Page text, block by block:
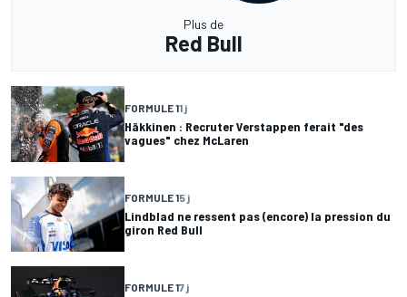
Plus de
Red Bull
FORMULE 11 j
Häkkinen : Recruter Verstappen ferait "des
vagues" chez McLaren
FORMULE 15 j
Lindblad ne ressent pas (encore) la pression du
giron Red Bull
FORMULE 17 j